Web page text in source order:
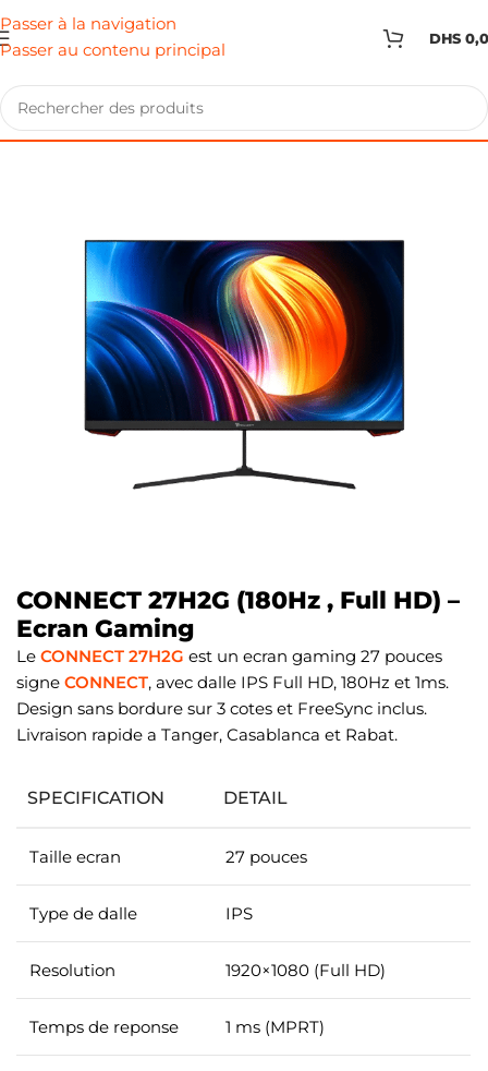
Passer à la navigation
Passer au contenu principal
DHS
CONNECT 27H2G (180Hz , Full HD) –
Ecran Gaming
Le CONNECT 27H2G est un ecran gaming 27 pouces
signe CONNECT, avec dalle IPS Full HD, 180Hz et 1ms.
Design sans bordure sur 3 cotes et FreeSync inclus.
Livraison rapide a Tanger, Casablanca et Rabat.
SPECIFICATION DETAIL
Taille ecran 27 pouces
Type de dalle IPS
Resolution 1920×1080 (Full HD)
Temps de reponse 1 ms (MPRT)